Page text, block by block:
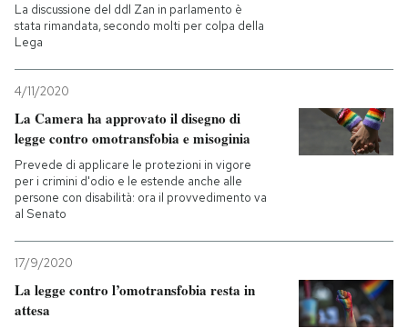
La discussione del ddl Zan in parlamento è
stata rimandata, secondo molti per colpa della
Lega
4/11/2020
La Camera ha approvato il disegno di
legge contro omotransfobia e misoginia
Prevede di applicare le protezioni in vigore
per i crimini d'odio e le estende anche alle
persone con disabilità: ora il provvedimento va
al Senato
17/9/2020
La legge contro l’omotransfobia resta in
attesa